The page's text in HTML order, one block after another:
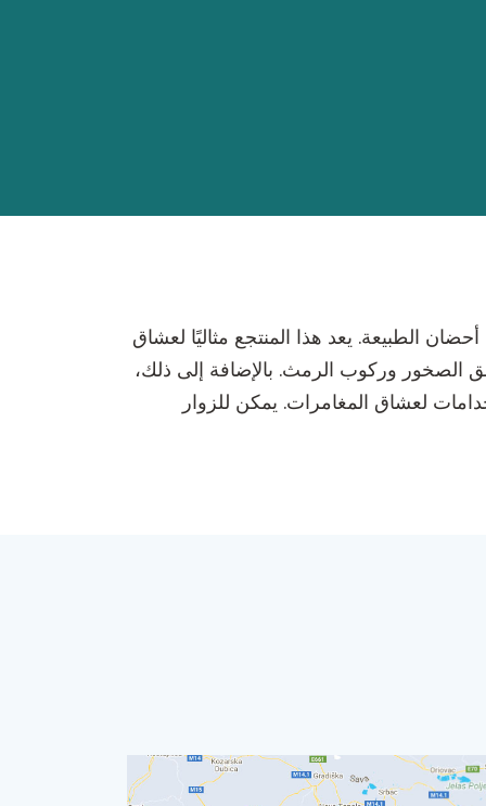
غامرة في أحضان الطبيعة. يعد هذا المنتجع مثاليًا لعشاق
وركوب الرمث. بالإضافة إلى ذلك،
لعشاق المغامرات. يمكن للزوار